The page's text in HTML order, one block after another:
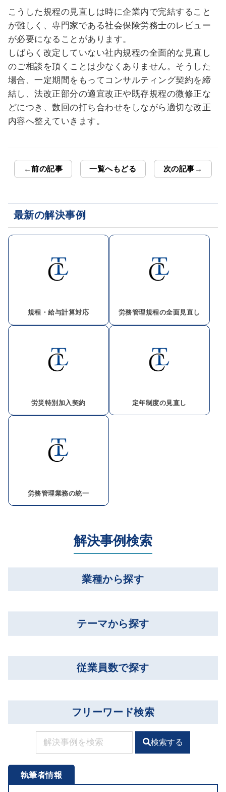
こうした規程の見直しは時に企業内で完結すること
が難しく、専門家である社会保険労務士のレビュー
が必要になることがあります。
しばらく改定していない社内規程の全面的な見直し
のご相談を頂くことは少なくありません。そうした
場合、一定期間をもってコンサルティング契約を締
結し、法改正部分の適宜改正や既存規程の微修正な
どにつき、数回の打ち合わせをしながら適切な改正
内容へ整えていきます。
←前の記事 一覧へもどる 次の記事→
最新の解決事例
規程・給与計算対応 労務管理規程の全面見直し
労災特別加入契約 定年制度の見直し
労務管理業務の統一
解決事例検索
業種から探す
テーマから探す
従業員数で探す
フリーワード検索
検索する
執筆者情報